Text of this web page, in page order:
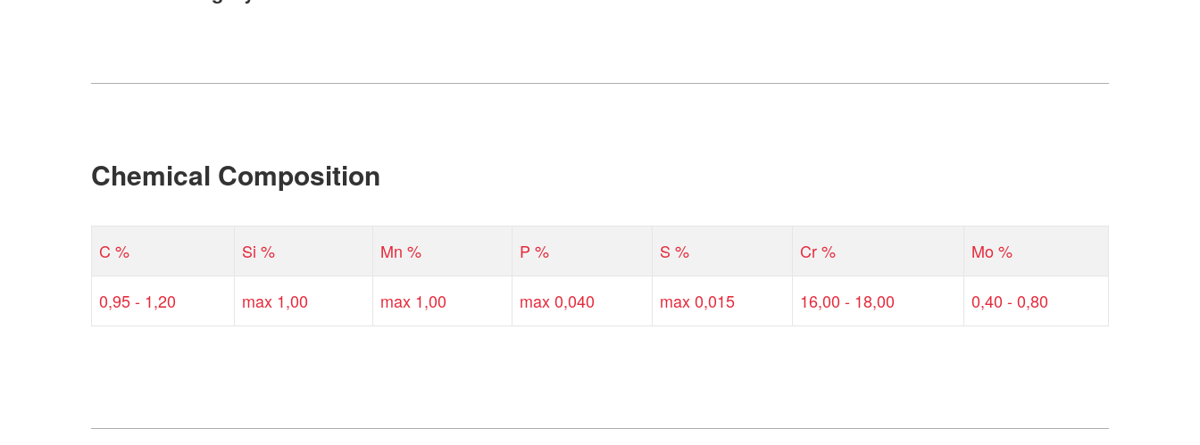
Chemical Composition
C % Si % Mn % P % S % Cr % Mo %
0,95 - 1,20 max 1,00 max 1,00 max 0,040 max 0,015 16,00 - 18,00 0,40 - 0,80